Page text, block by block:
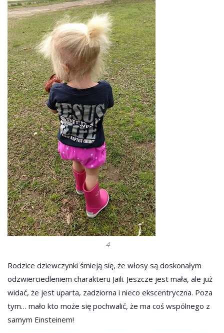
4
Rodzice dziewczynki śmieją się, że włosy są doskonałym
odzwierciedleniem charakteru Jaili. Jeszcze jest mała, ale już
widać, że jest uparta, zadziorna i nieco ekscentryczna. Poza
tym… mało kto może się pochwalić, że ma coś wspólnego z
samym Einsteinem!